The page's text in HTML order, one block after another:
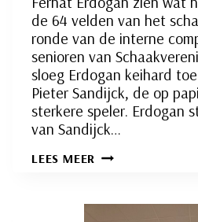
de 64 velden van het
ronde van de interne
senioren van
sloeg Erdogan keihard
Pieter Sandijck, de op
sterkere speler. Erdogan
van Sandijck…
LEES MEER FERHAT